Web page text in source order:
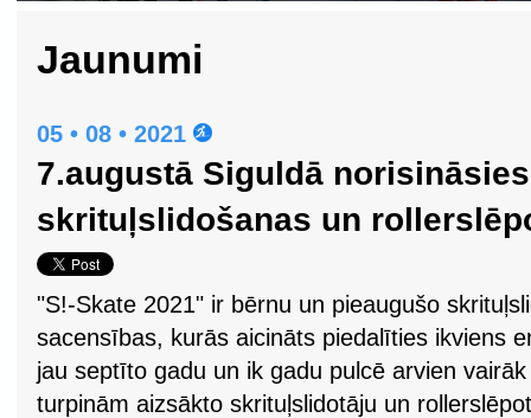
Jaunumi
05 • 08 • 2021
7.augustā Siguldā
skrituļslidošanas un
"S!-Skate 2021" ir bērnu un pieaugušo
sacensības, kurās aicināts piedalīties ikviens
jau septīto gadu un ik gadu pulcē arvien
turpinām aizsākto skrituļslidotāju un